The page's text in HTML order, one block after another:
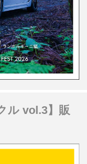
ル vol.3】販